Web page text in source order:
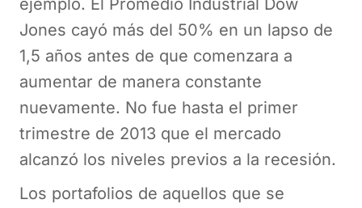
Jones cayó más del 50% en un lapso de
1,5 años antes de que comenzara a
aumentar de manera constante
nuevamente. No fue hasta el primer
trimestre de 2013 que el mercado
alcanzó los niveles previos a la recesión.
Los portafolios de aquellos que se